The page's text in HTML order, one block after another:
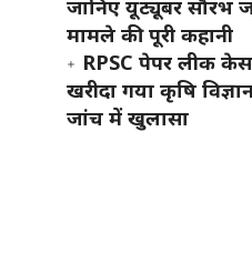
जानिए यूट्यूबर सौरभ
मामले की पूरी कहानी
RPSC पेपर लीक
खरीदा गया कृषि
जांच में खुलासा